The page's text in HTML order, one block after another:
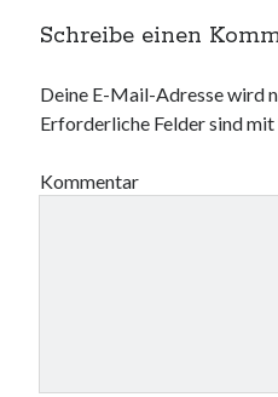
Schreibe einen
Deine E-Mail-Adresse wird
Erforderliche Felder sind mit
Kommentar